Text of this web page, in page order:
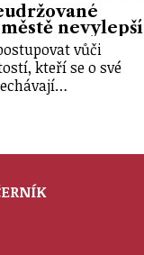
nevylepší
vůči
kteří se o své